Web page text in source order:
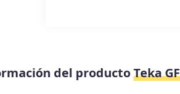
del productoTeka